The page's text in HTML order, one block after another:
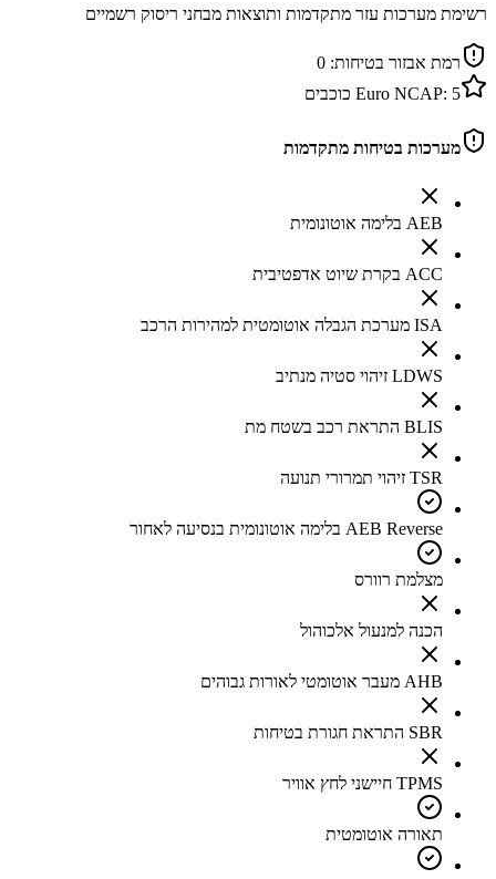
רשימת מערכות עזר מתקדמות ותוצאות מבחני ריסוק רשמיים
רמת אבזור בטיחות: 0
Euro NCAP: 5 כוכבים
מערכות בטיחות מתקדמות
AEB בלימה אוטונומית
ACC בקרת שיוט אדפטיבית
ISA מערכת הגבלה אוטומטית למהירות הרכב
LDWS זיהוי סטיה מנתיב
BLIS התראת רכב בשטח מת
TSR זיהוי תמרורי תנועה
AEB Reverse בלימה אוטונומית בנסיעה לאחור
מצלמת רוורס
הכנה למנעול אלכוהול
AHB מעבר אוטומטי לאורות גבוהים
SBR התראת חגורת בטיחות
TPMS חיישני לחץ אוויר
תאורה אוטומטית